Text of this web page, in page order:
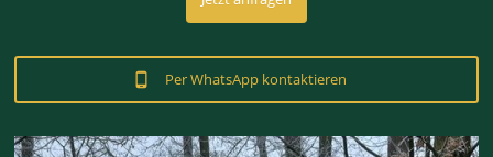
Per WhatsApp kontaktieren